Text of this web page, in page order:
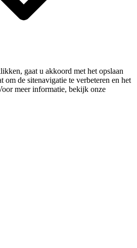
gaat u akkoord met het opslaan
om de sitenavigatie te verbeteren en het
meer informatie, bekijk onze